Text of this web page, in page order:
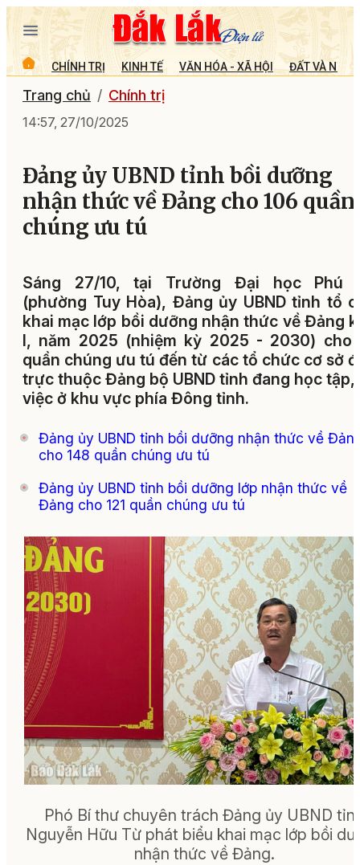
CHÍNH TRỊ KINH TẾ VĂN HÓA - XÃ HỘI ĐẤT VÀ
Trang chủ Chính trị
14:57, 27/10/2025
Đảng ủy UBND tỉnh bồi dưỡng
nhận thức về Đảng cho 106 quần
chúng ưu tú
Sáng 27/10, tại Trường Đại học Phú
(phường Tuy Hòa), Đảng ủy UBND tỉnh tổ
khai mạc lớp bồi dưỡng nhận thức về Đảng
I, năm 2025 (nhiệm kỳ 2025 - 2030) cho
quần chúng ưu tú đến từ các tổ chức cơ sở
trực thuộc Đảng bộ UBND tỉnh đang học tập,
việc ở khu vực phía Đông tỉnh.
Đảng ủy UBND tỉnh bồi dưỡng nhận thức về
cho 148 quần chúng ưu tú
Đảng ủy UBND tỉnh bồi dưỡng lớp nhận thức về
Đảng cho 121 quần chúng ưu tú
Phó Bí thư chuyên trách Đảng ủy UBND
Nguyễn Hữu Từ phát biểu khai mạc lớp bồi
nhận thức về Đảng.